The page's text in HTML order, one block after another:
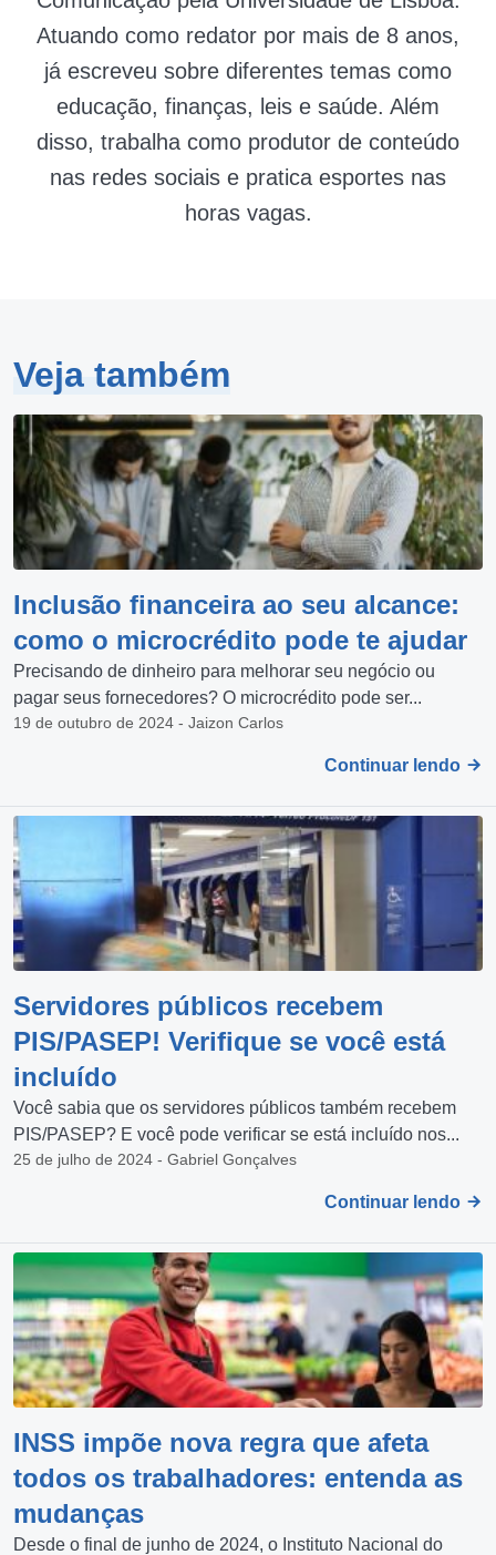
Atuando como redator por mais de 8 anos,
já escreveu sobre diferentes temas como
educação, finanças, leis e saúde. Além
disso, trabalha como produtor de conteúdo
nas redes sociais e pratica esportes nas
horas vagas.
Veja também
Inclusão financeira ao seu alcance:
como o microcrédito pode te ajudar
Precisando de dinheiro para melhorar seu negócio ou
pagar seus fornecedores? O microcrédito pode ser...
19 de outubro de 2024 - Jaizon Carlos
Continuar lendo
Servidores públicos recebem
PIS/PASEP! Verifique se você está
incluído
Você sabia que os servidores públicos também recebem
PIS/PASEP? E você pode verificar se está incluído nos...
25 de julho de 2024 - Gabriel Gonçalves
Continuar lendo
INSS impõe nova regra que afeta
todos os trabalhadores: entenda as
mudanças
Desde o final de junho de 2024, o Instituto Nacional do